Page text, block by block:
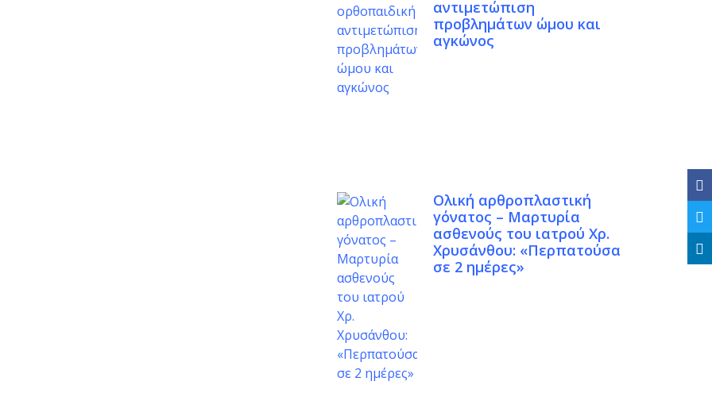
αντιμετώπιση
προβλημάτων ώμου και
αγκώνος
Ολική αρθροπλαστική
γόνατος – Μαρτυρία
ασθενούς του ιατρού Χρ.
Χρυσάνθου: «Περπατούσα
σε 2 ημέρες»